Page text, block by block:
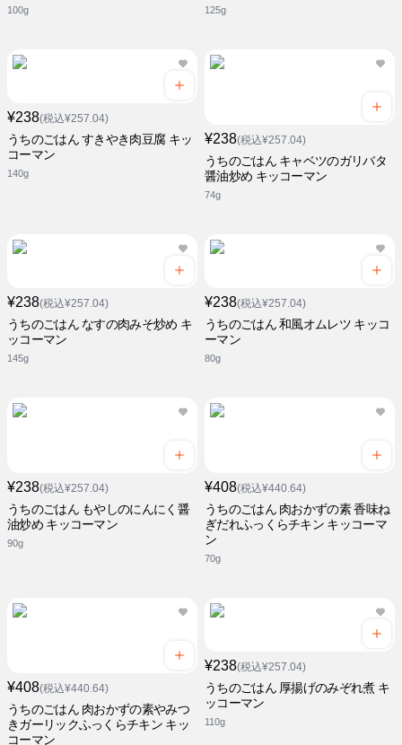
100g 125g
¥238(税込¥257.04)
うちのごはん すきやき肉豆腐 キッ
コーマン
140g
¥238(税込¥257.04)
うちのごはん キャベツのガリバタ
醤油炒め キッコーマン
74g
¥238(税込¥257.04)
うちのごはん なすの肉みそ炒め キ
ッコーマン
145g
¥238(税込¥257.04)
うちのごはん 和風オムレツ キッコ
ーマン
80g
¥238(税込¥257.04)
うちのごはん もやしのにんにく醤
油炒め キッコーマン
90g
¥408(税込¥440.64)
うちのごはん 肉おかずの素 香味ね
ぎだれふっくらチキン キッコーマ
ン
70g
¥408(税込¥440.64)
うちのごはん 肉おかずの素やみつ
きガーリックふっくらチキン キッ
コーマン
¥238(税込¥257.04)
うちのごはん 厚揚げのみぞれ煮 キ
ッコーマン
110g